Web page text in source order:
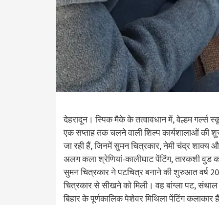
देहरादून। स्पिक मैके के तत्वावधान में, वेल्हम
एक सप्ताह तक चलने वाली शिल्प कार्यशालाओं की
जा रही हैं, जिनमें सुमन चित्रकार, नेमी चंद्र शाक्य
अलग कला श्रेणियां-कालीघाट पेंटिंग, तारकशी वुड
सुमन चित्रकार ने पटचित्र बनाने की शुरुआत वर्ष
चित्रकार से सीखने को मिली। वह बांग्ला पट,
बिहार के पूर्णकालिक पेशेवर मिथिला पेंटिंग कलाकार